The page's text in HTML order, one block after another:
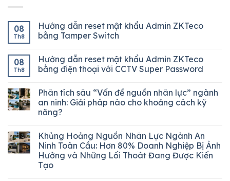
08
Th8
Hướng dẫn reset mật khẩu Admin ZKTeco
bằng Tamper Switch
08
Th8
Hướng dẫn reset mật khẩu Admin ZKTeco
bằng điện thoại với CCTV Super Password
Phân tích sâu “Vấn đề nguồn nhân lực” ngành
an ninh: Giải pháp nào cho khoảng cách kỹ
năng?
Khủng Hoảng Nguồn Nhân Lực Ngành An
Ninh Toàn Cầu: Hơn 80% Doanh Nghiệp Bị Ảnh
Hưởng và Những Lối Thoát Đang Được Kiến
Tạo